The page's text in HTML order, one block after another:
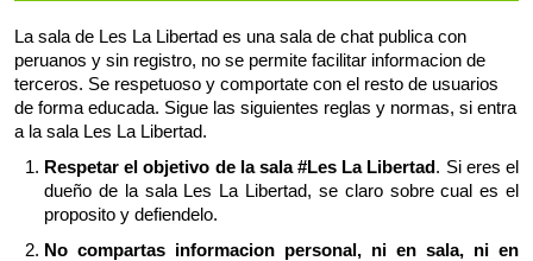
La sala de Les La Libertad es una sala de chat publica con
peruanos y sin registro, no se permite facilitar informacion de
terceros. Se respetuoso y comportate con el resto de usuarios
de forma educada. Sigue las siguientes reglas y normas, si entra
a la sala Les La Libertad.
Respetar el objetivo de la sala #Les La Libertad. Si eres el
dueño de la sala Les La Libertad, se claro sobre cual es el
proposito y defiendelo.
No compartas informacion personal, ni en sala, ni en